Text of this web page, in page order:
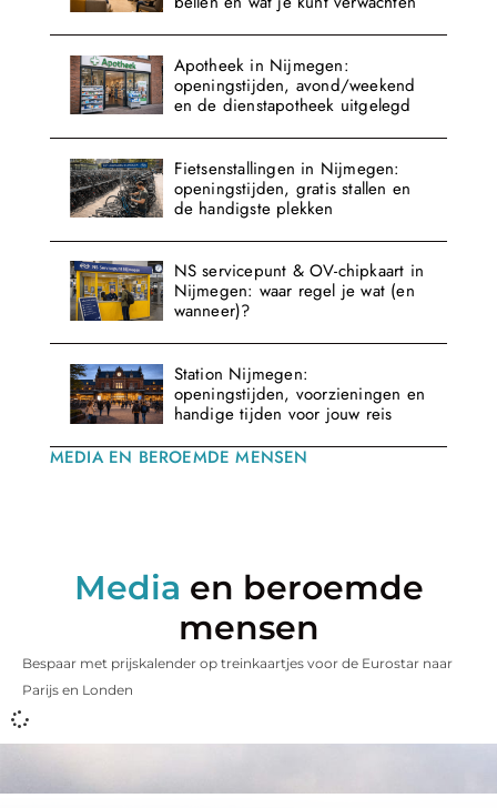
Apotheek in Nijmegen:
openingstijden, avond/weekend
en de dienstapotheek uitgelegd
Fietsenstallingen in Nijmegen:
openingstijden, gratis stallen en
de handigste plekken
NS servicepunt & OV-chipkaart in
Nijmegen: waar regel je wat (en
wanneer)?
Station Nijmegen:
openingstijden, voorzieningen en
handige tijden voor jouw reis
MEDIA EN BEROEMDE MENSEN
Media en beroemde
mensen
Bespaar met prijskalender op treinkaartjes voor de Eurostar naar
Parijs en Londen